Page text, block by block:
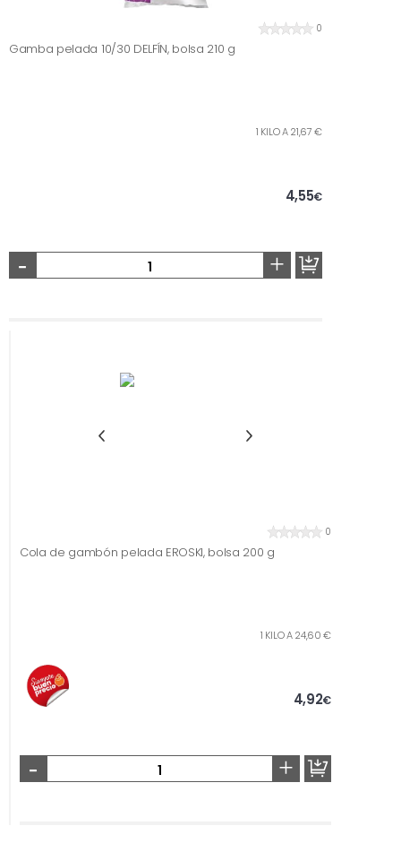
0
Gamba pelada 10/30 DELFÍN, bolsa 210 g
1 KILO A 21,67 €
4,55€
- +
0
Cola de gambón pelada EROSKI, bolsa 200 g
1 KILO A 24,60 €
4,92€
- +